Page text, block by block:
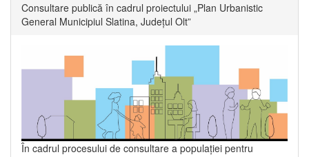
Consultare publică în cadrul proiectului „Plan Urbanistic
General Municipiul Slatina, Județul Olt”
În cadrul procesului de consultare a populaţiei pentru